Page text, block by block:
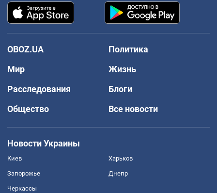
OBOZ.UA
Политика
Мир
Жизнь
Расследования
Блоги
Общество
Все новости
Новости Украины
Киев Харьков
Запорожье Днепр
Черкассы